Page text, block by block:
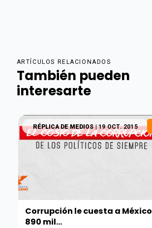
ARTÍCULOS RELACIONADOS
También pueden
interesarte
RÉPLICA DE MEDIOS| 19 OCT. 2015
Corrupción le cuesta a México
890 mil...